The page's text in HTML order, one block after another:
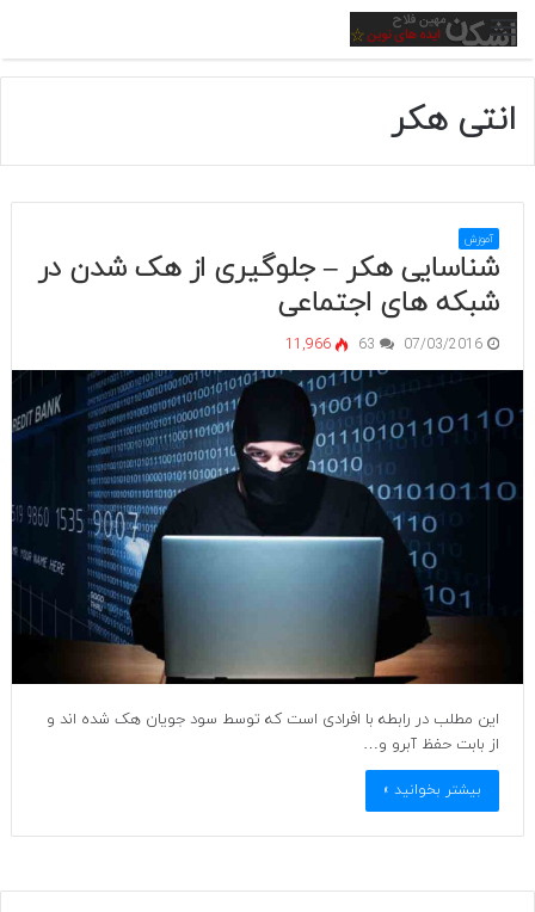
منو
انتی هکر
آموزش
شناسایی هکر – جلوگیری از هک شدن در
شبکه های اجتماعی
07/03/2016
63
11,966
این مطلب در رابطه با افرادی است که توسط سود جویان هک شده اند و
از بابت حفظ آبرو و…
بیشتر بخوانید »